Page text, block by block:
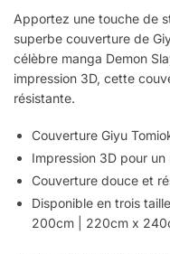
Apportez une touche de
superbe couverture de
célèbre manga Demon
impression 3D, cette
résistante.
Couverture Giyu
Impression 3D pour
Couverture douce et
Disponible en trois
200cm | 220cm x